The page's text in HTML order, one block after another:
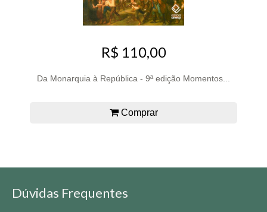
R$ 110,00
Da Monarquia à República - 9ª edição Momentos...
Comprar
Dúvidas Frequentes